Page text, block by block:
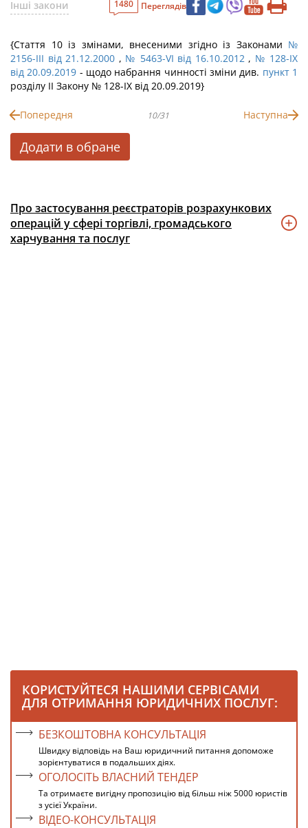
Інші закони 1480 Переглядів
{Стаття 10 із змінами, внесеними згідно із Законами №
2156-III від 21.12.2000 , № 5463-VI від 16.10.2012, № 128-IX
від 20.09.2019 - щодо набрання чинності зміни див. пункт 1
розділу II Закону № 128-IX від 20.09.2019}
Попередня 10/31 Наступна
Додати в обране
Про застосування реєстраторів розрахункових
операцій у сфері торгівлі, громадського
харчування та послуг
КОРИСТУЙТЕСЯ НАШИМИ СЕРВІСАМИ
ДЛЯ ОТРИМАННЯ ЮРИДИЧНИХ ПОСЛУГ:
БЕЗКОШТОВНА КОНСУЛЬТАЦІЯ
Швидку відповідь на Ваш юридичний питання допоможе
зорієнтуватися в подальших діях.
ОГОЛОСІТЬ ВЛАСНИЙ ТЕНДЕР
Та отримаєте вигідну пропозицію від більш ніж 5000 юристів
з усієї України.
ВІДЕО-КОНСУЛЬТАЦІЯ